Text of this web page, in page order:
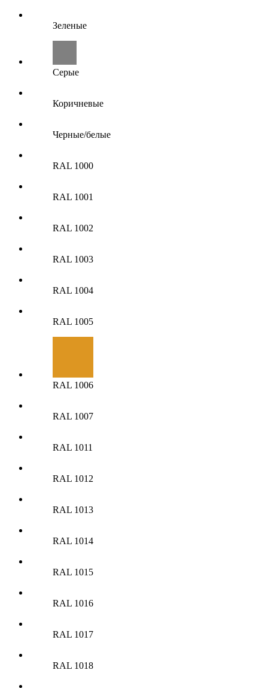
Зеленые
Серые
Коричневые
Черные/белые
RAL 1000
RAL 1001
RAL 1002
RAL 1003
RAL 1004
RAL 1005
RAL 1006
RAL 1007
RAL 1011
RAL 1012
RAL 1013
RAL 1014
RAL 1015
RAL 1016
RAL 1017
RAL 1018